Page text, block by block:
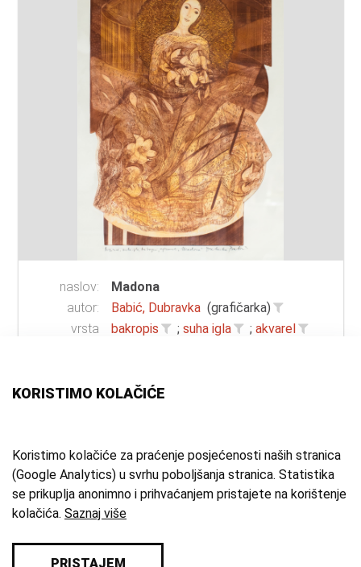
naslov:
Madona
autor:
Babić, Dubravka (grafičarka)
vrsta
bakropis ; suha igla ; akvarel
acquatinta
vrijeme
izrade:
20. st.
zbirka: Umjetnička zbirka
KORISTIMO KOLAČIĆE
Koristimo kolačiće za praćenje posjećenosti naših stranica
(Google Analytics) u svrhu poboljšanja stranica. Statistika
se prikuplja anonimno i prihvaćanjem pristajete na korištenje
kolačića. Saznaj više
PRISTAJEM